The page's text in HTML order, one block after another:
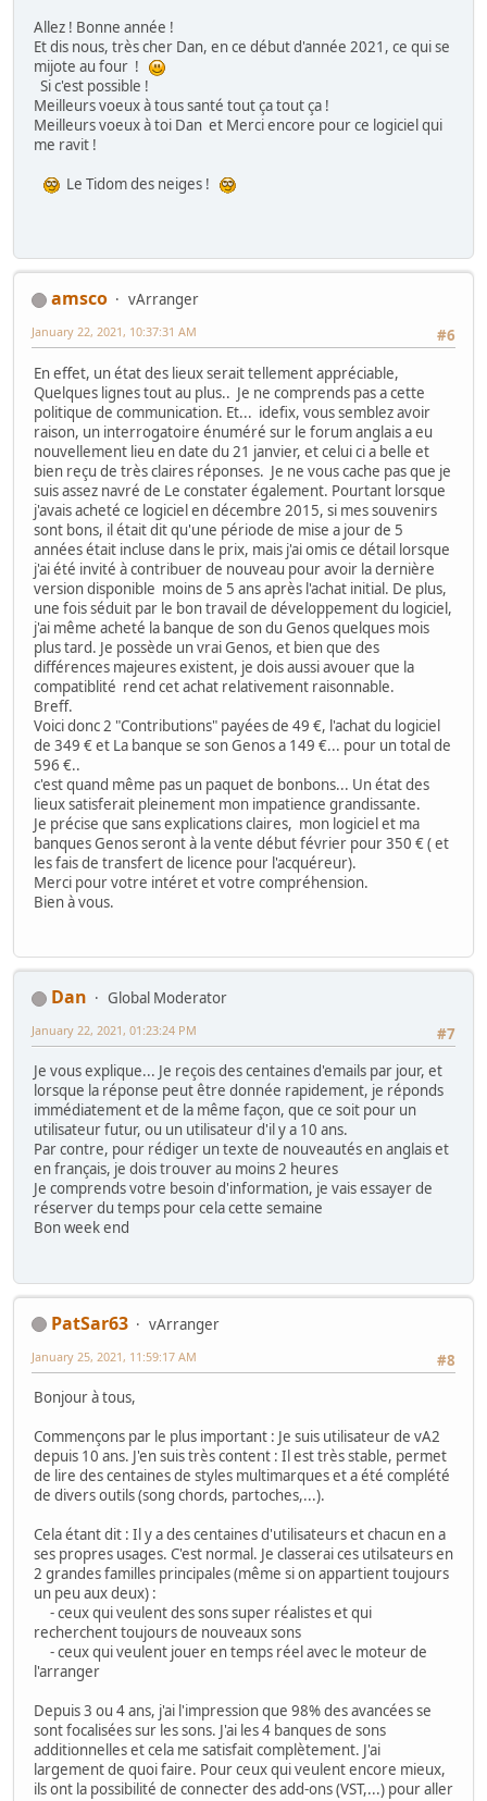
Allez ! Bonne année !
Et dis nous, très cher Dan, en ce début d'année 2021, ce qui se
mijote au four !
Si c'est possible !
Meilleurs voeux à tous santé tout ça tout ça !
Meilleurs voeux à toi Dan et Merci encore pour ce logiciel qui
me ravit !
Le Tidom des neiges !
amsco
vArranger
#6
January 22, 2021, 10:37:31 AM
En effet, un état des lieux serait tellement appréciable,
Quelques lignes tout au plus.. Je ne comprends pas a cette
politique de communication. Et... idefix, vous semblez avoir
raison, un interrogatoire énuméré sur le forum anglais a eu
nouvellement lieu en date du 21 janvier, et celui ci a belle et
bien reçu de très claires réponses. Je ne vous cache pas que je
suis assez navré de Le constater également. Pourtant lorsque
j'avais acheté ce logiciel en décembre 2015, si mes souvenirs
sont bons, il était dit qu'une période de mise a jour de 5
années était incluse dans le prix, mais j'ai omis ce détail lorsque
j'ai été invité à contribuer de nouveau pour avoir la dernière
version disponible moins de 5 ans après l'achat initial. De plus,
une fois séduit par le bon travail de développement du logiciel,
j'ai même acheté la banque de son du Genos quelques mois
plus tard. Je possède un vrai Genos, et bien que des
différences majeures existent, je dois aussi avouer que la
compatiblité rend cet achat relativement raisonnable.
Breff.
Voici donc 2 "Contributions" payées de 49 €, l'achat du logiciel
de 349 € et La banque se son Genos a 149 €... pour un total de
596 €..
c'est quand même pas un paquet de bonbons... Un état des
lieux satisferait pleinement mon impatience grandissante.
Je précise que sans explications claires, mon logiciel et ma
banques Genos seront à la vente début février pour 350 € ( et
les fais de transfert de licence pour l'acquéreur).
Merci pour votre intéret et votre compréhension.
Bien à vous.
Dan
Global Moderator
#7
January 22, 2021, 01:23:24 PM
Je vous explique... Je reçois des centaines d'emails par jour, et
lorsque la réponse peut être donnée rapidement, je réponds
immédiatement et de la même façon, que ce soit pour un
utilisateur futur, ou un utilisateur d'il y a 10 ans.
Par contre, pour rédiger un texte de nouveautés en anglais et
en français, je dois trouver au moins 2 heures
Je comprends votre besoin d'information, je vais essayer de
réserver du temps pour cela cette semaine
Bon week end
PatSar63
vArranger
#8
January 25, 2021, 11:59:17 AM
Bonjour à tous,
Commençons par le plus important : Je suis utilisateur de vA2
depuis 10 ans. J'en suis très content : Il est très stable, permet
de lire des centaines de styles multimarques et a été complété
de divers outils (song chords, partoches,...).
Cela étant dit : Il y a des centaines d'utilisateurs et chacun en a
ses propres usages. C'est normal. Je classerai ces utilsateurs en
2 grandes familles principales (même si on appartient toujours
un peu aux deux) :
- ceux qui veulent des sons super réalistes et qui
recherchent toujours de nouveaux sons
- ceux qui veulent jouer en temps réel avec le moteur de
l'arranger
Depuis 3 ou 4 ans, j'ai l'impression que 98% des avancées se
sont focalisées sur les sons. J'ai les 4 banques de sons
additionnelles et cela me satisfait complètement. J'ai
largement de quoi faire. Pour ceux qui veulent encore mieux,
ils ont la possibilité de connecter des add-ons (VST,...) pour aller